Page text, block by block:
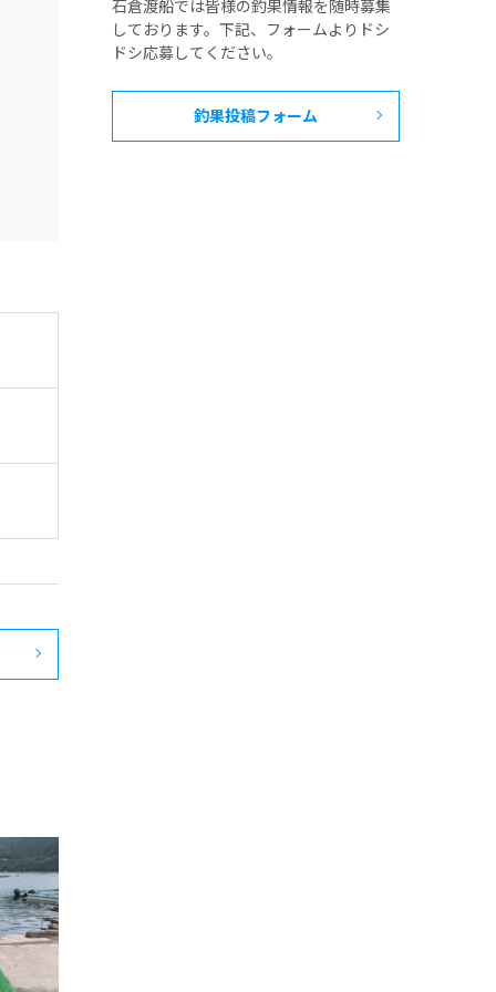
石倉渡船では皆様の釣果情報を随時募集
しております。下記、フォームよりドシ
ドシ応募してください。
釣果投稿フォーム